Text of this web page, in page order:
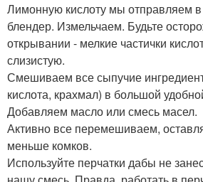
Лимонную кислоту мы отправляем
блендер. Измельчаем. Будьте
открывании - мелкие частички
слизистую.
Смешиваем все сыпучие
кислота, крахмал) в большой
Добавляем масло или смесь масел.
Активно все перемешиваем,
меньше комков.
Используйте перчатки дабы не